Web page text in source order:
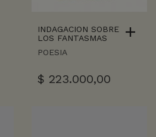
INDAGACION SOBRE
LOS FANTASMAS
POESIA
$ 223.000,00